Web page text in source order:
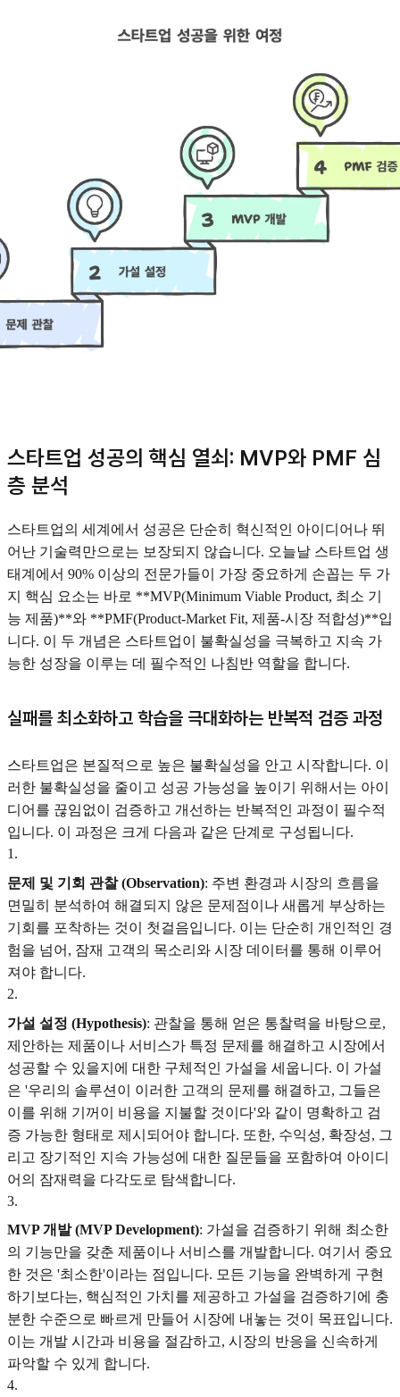
스타트업 성공의 핵심 열쇠: MVP와 PMF 심
층 분석
스타트업의 세계에서 성공은 단순히 혁신적인 아이디어나 뛰
어난 기술력만으로는 보장되지 않습니다. 오늘날 스타트업 생
태계에서 90% 이상의 전문가들이 가장 중요하게 손꼽는 두 가
지 핵심 요소는 바로 **MVP(Minimum Viable Product, 최소 기
능 제품)**와 **PMF(Product-Market Fit, 제품-시장 적합성)**입
니다. 이 두 개념은 스타트업이 불확실성을 극복하고 지속 가
능한 성장을 이루는 데 필수적인 나침반 역할을 합니다.
실패를 최소화하고 학습을 극대화하는 반복적 검증 과정
스타트업은 본질적으로 높은 불확실성을 안고 시작합니다. 이
러한 불확실성을 줄이고 성공 가능성을 높이기 위해서는 아이
디어를 끊임없이 검증하고 개선하는 반복적인 과정이 필수적
입니다. 이 과정은 크게 다음과 같은 단계로 구성됩니다.
1 .
문제 및 기회 관찰 (Observation): 주변 환경과 시장의 흐름을
면밀히 분석하여 해결되지 않은 문제점이나 새롭게 부상하는
기회를 포착하는 것이 첫걸음입니다. 이는 단순히 개인적인 경
험을 넘어, 잠재 고객의 목소리와 시장 데이터를 통해 이루어
져야 합니다.
2.
가설 설정 (Hypothesis): 관찰을 통해 얻은 통찰력을 바탕으로,
제안하는 제품이나 서비스가 특정 문제를 해결하고 시장에서
성공할 수 있을지에 대한 구체적인 가설을 세웁니다. 이 가설
은 '우리의 솔루션이 이러한 고객의 문제를 해결하고, 그들은
이를 위해 기꺼이 비용을 지불할 것이다'와 같이 명확하고 검
증 가능한 형태로 제시되어야 합니다. 또한, 수익성, 확장성, 그
리고 장기적인 지속 가능성에 대한 질문들을 포함하여 아이디
어의 잠재력을 다각도로 탐색합니다.
3.
MVP 개발 (MVP Development): 가설을 검증하기 위해 최소한
의 기능만을 갖춘 제품이나 서비스를 개발합니다. 여기서 중요
한 것은 '최소한'이라는 점입니다. 모든 기능을 완벽하게 구현
하기보다는, 핵심적인 가치를 제공하고 가설을 검증하기에 충
분한 수준으로 빠르게 만들어 시장에 내놓는 것이 목표입니다.
이는 개발 시간과 비용을 절감하고, 시장의 반응을 신속하게
파악할 수 있게 합니다.
4.